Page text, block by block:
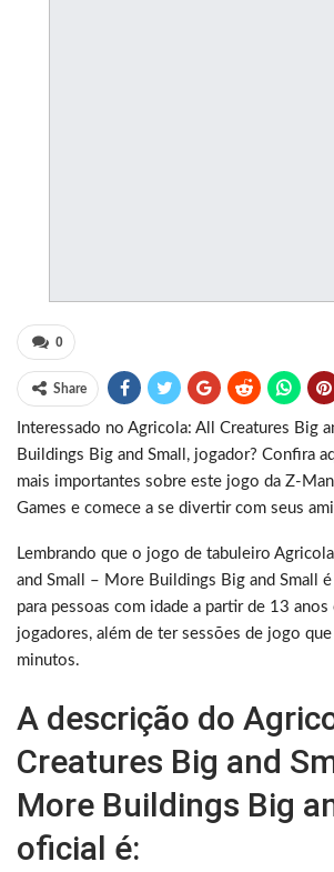
0
Share
Interessado no Agricola: All Creatures Big
Buildings Big and Small, jogador? Confira
mais importantes sobre este jogo da Z-
Games e comece a se divertir com seus
Lembrando que o jogo de tabuleiro
and Small – More Buildings Big and Small
para pessoas com idade a partir de 13
jogadores, além de ter sessões de jogo
minutos.
A descrição do
Creatures Big and
More Buildings Big
oficial é: